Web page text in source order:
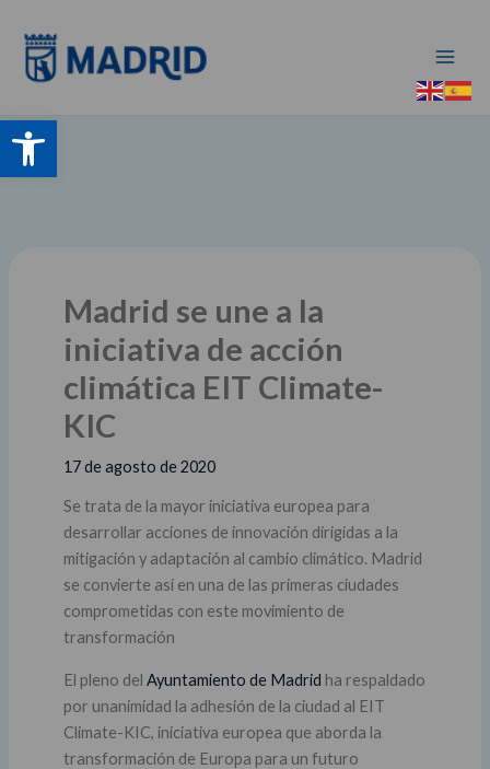
Abrir barra de herramientas
contenido
Madrid se une a la
iniciativa de acción
climática EIT Climate-
KIC
17 de agosto de 2020
Se trata de la mayor iniciativa europea para
desarrollar acciones de innovación dirigidas a la
mitigación y adaptación al cambio climático. Madrid
se convierte así en una de las primeras ciudades
comprometidas con este movimiento de
transformación
El pleno del Ayuntamiento de Madrid ha respaldado
por unanimidad la adhesión de la ciudad al EIT
Climate-KIC, iniciativa europea que aborda la
transformación de Europa para un futuro